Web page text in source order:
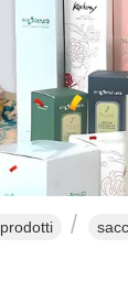
prodotti